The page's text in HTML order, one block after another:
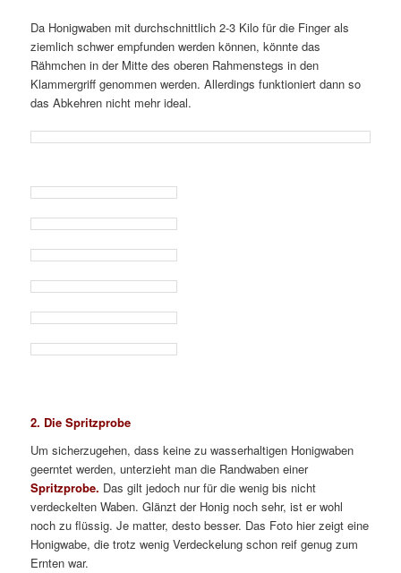
Da Honigwaben mit durchschnittlich 2-3 Kilo für die Finger als
ziemlich schwer empfunden werden können, könnte das
Rähmchen in der Mitte des oberen Rahmenstegs in den
Klammergriff genommen werden. Allerdings funktioniert dann so
das Abkehren nicht mehr ideal.
2. Die Spritzprobe
Um sicherzugehen, dass keine zu wasserhaltigen Honigwaben
geerntet werden, unterzieht man die Randwaben einer
Spritzprobe. Das gilt jedoch nur für die wenig bis nicht
verdeckelten Waben. Glänzt der Honig noch sehr, ist er wohl
noch zu flüssig. Je matter, desto besser. Das Foto hier zeigt eine
Honigwabe, die trotz wenig Verdeckelung schon reif genug zum
Ernten war.